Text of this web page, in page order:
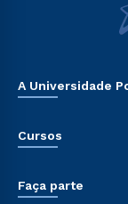
A Universidade
Sala de
Sou Colaborador
Cursos
Pós-graduação
Faça parte